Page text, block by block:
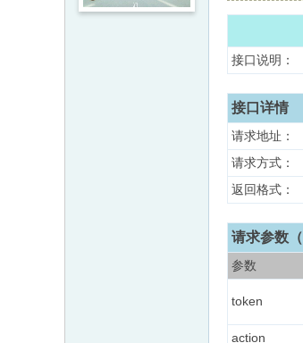
接口说明：
接口详情
请求地址：
请求方式：
返回格式：
请求参数（
参数
token
action